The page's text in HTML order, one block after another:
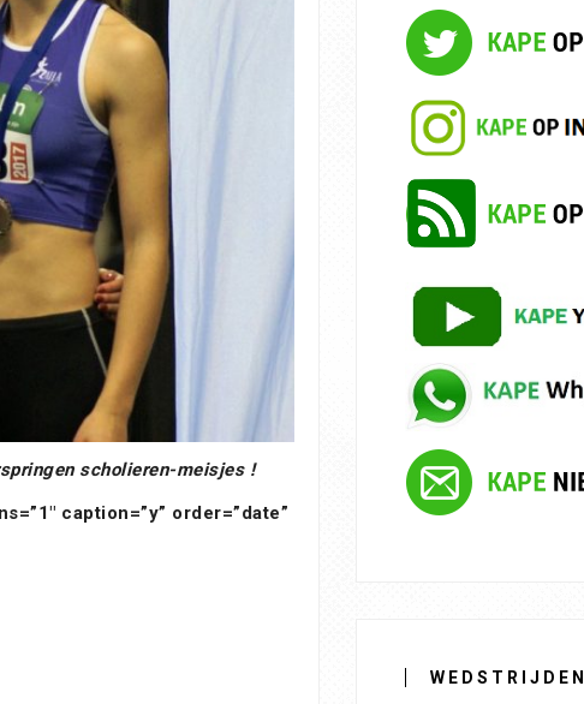
scholieren-meisjes !
caption=”y” order=”date”
WEDSTRIJDEN